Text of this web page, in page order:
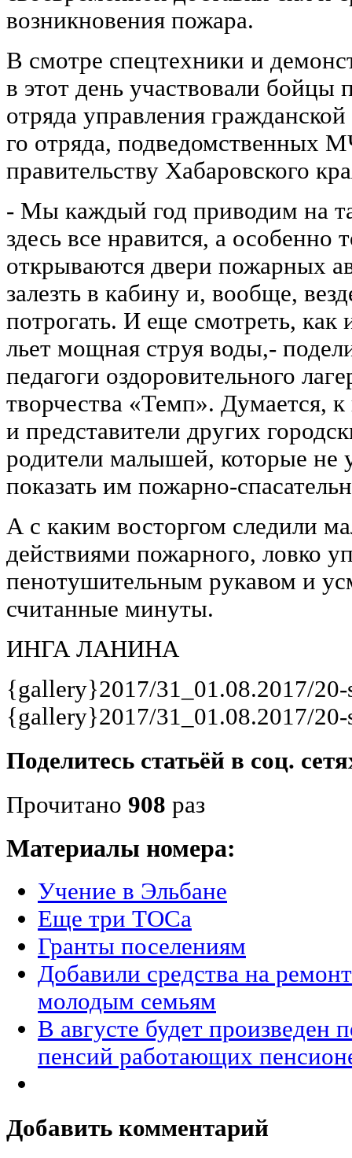
возникновения пожара.
В смотре спецтехники и
в этот день участвовали бойцы
отряда управления
го отряда, подведомственных
правительству Хабаровского
- Мы каждый год приводим на
здесь все нравится, а особенно
открываются двери пожарных
залезть в кабину и, вообще,
потрогать. И еще смотреть, как
льет мощная струя воды,-
педагоги оздоровительного
творчества «Темп». Думается,
и представители других
родители малышей, которые не
показать им пожарно-
А с каким восторгом следили
действиями пожарного, ловко
пенотушительным рукавом и
считанные минуты.
ИНГА ЛАНИНА
{gallery}2017/31_01.08.2017/
{gallery}2017/31_01.08.2017/
Поделитесь статьёй в соц.
Прочитано 908 раз
Материалы номера:
Учение в Эльбане
Еще три ТОСа
Гранты поселениям
Добавили средства на
молодым семьям
В августе будет произведен
пенсий работающих
Добавить комментарий